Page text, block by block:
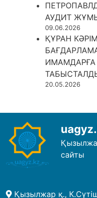
АУДИТ
09.06.2026
ҚҰРАН
ИМАМДАРҒА
20.05.2026
сайты
Қызылжар қ.,